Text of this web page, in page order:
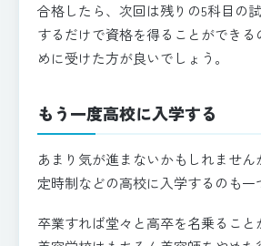
合格したら、次回は残りの5科目の
するだけで資格を得ることができ
めに受けた方が良いでしょう。
もう一度高校に入学する
あまり気が進まないかもしれません
定時制などの高校に入学するのも一
卒業すれば堂々と高卒を名乗ること